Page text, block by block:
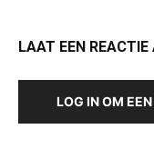
LAAT EEN REACTIE
LOG IN OM